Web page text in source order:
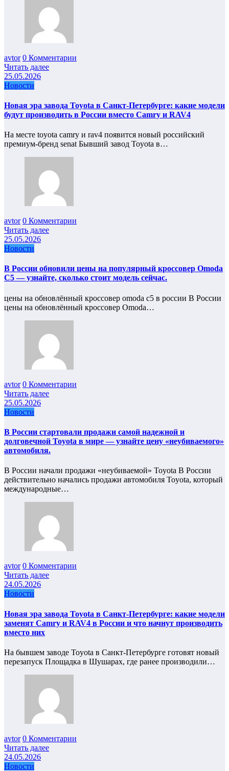
avtor 0 Комментарии
Читать далее
25.05.2026
Новости
Новая эра завода Toyota в Санкт-Петербурге: какие модели
будут производить в России вместо Camry и RAV4
На месте toyota camry и rav4 появится новый российский
премиум‑бренд senat Бывший завод Toyota в…
avtor 0 Комментарии
Читать далее
25.05.2026
Новости
В России обновили цены на популярный кроссовер Omoda
C5 — узнайте, сколько стоит модель сейчас.
цены на обновлённый кроссовер omoda c5 в россии В России
цены на обновлённый кроссовер Omoda…
avtor 0 Комментарии
Читать далее
25.05.2026
Новости
В России стартовали продажи самой надежной и
долговечной Toyota в мире — узнайте цену «неубиваемого»
автомобиля.
В России начали продажи «неубиваемой» Toyota В России
действительно начались продажи автомобиля Toyota, который
международные…
avtor 0 Комментарии
Читать далее
24.05.2026
Новости
Новая эра завода Toyota в Санкт-Петербурге: какие модели
заменят Camry и RAV4 в России и что начнут производить
вместо них
На бывшем заводе Toyota в Санкт-Петербурге готовят новый
перезапуск Площадка в Шушарах, где ранее производили…
avtor 0 Комментарии
Читать далее
24.05.2026
Новости